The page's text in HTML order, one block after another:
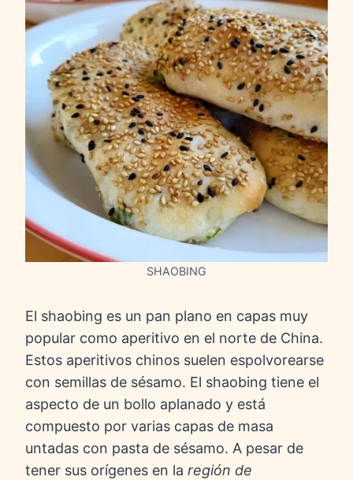
SHAOBING
El shaobing es un pan plano en capas muy
popular como aperitivo en el norte de China.
Estos aperitivos chinos suelen espolvorearse
con semillas de sésamo. El shaobing tiene el
aspecto de un bollo aplanado y está
compuesto por varias capas de masa
untadas con pasta de sésamo. A pesar de
tener sus orígenes en la región de